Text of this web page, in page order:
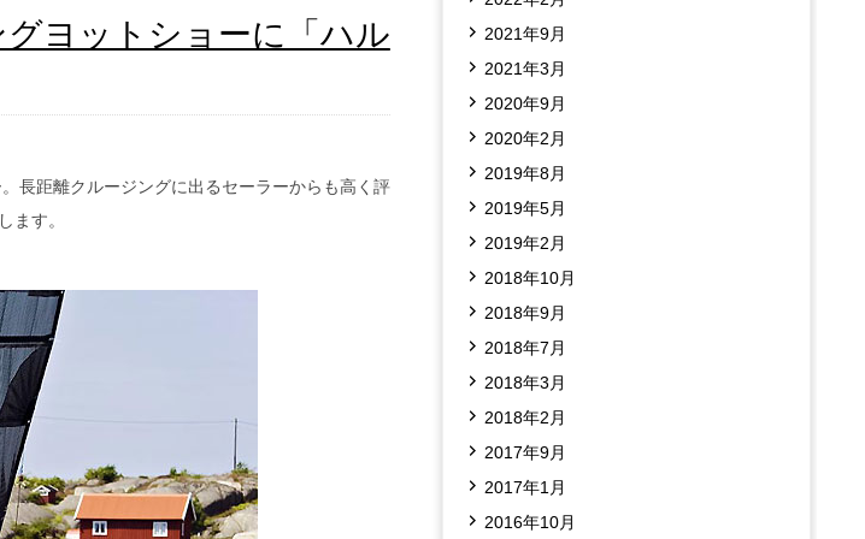
ヨットショーに「ハル
長距離クルージングに出るセーラーからも高く評
ます。
2021年9月
2021年3月
2020年9月
2020年2月
2019年8月
2019年5月
2019年2月
2018年10月
2018年9月
2018年7月
2018年3月
2018年2月
2017年9月
2017年1月
2016年10月